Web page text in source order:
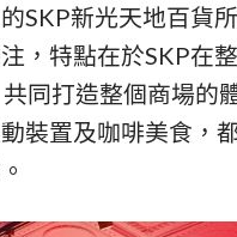
SKP新光天地百貨
，特點在於SKP在
同打造整個商場的
裝置及咖啡美食，